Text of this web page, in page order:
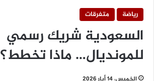
رياضة
متفرقات
السعودية شريك رسمي
للمونديال… ماذا تخطط؟
الخميس، 14 أيار 2026